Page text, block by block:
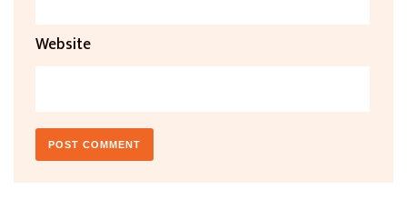
Website